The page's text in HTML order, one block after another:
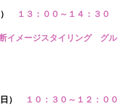
） １３：００～１４：３０
メージスタイリング グル
） １０：３０～１２：００